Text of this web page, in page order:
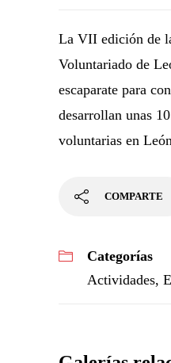
La VII edición de
Voluntariado de
escaparate para
desarrollan unas
voluntarias en
COMPARTE
Categorías
Actividades,